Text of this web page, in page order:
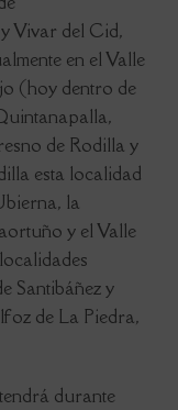
Vivar del Cid,
en el Valle
(hoy dentro de
de Rodilla y
esta localidad
la
y el Valle
Santibáñez y
de La Piedra,
durante